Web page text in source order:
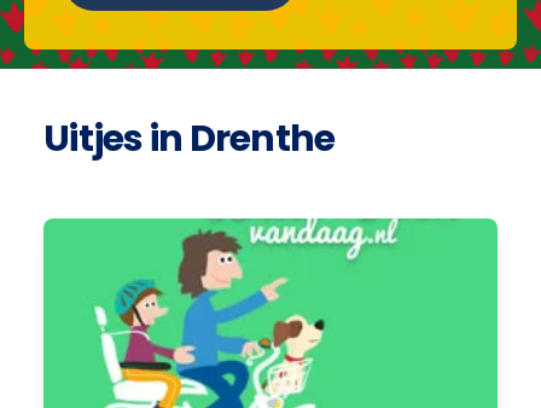
Uitjes in Drenthe